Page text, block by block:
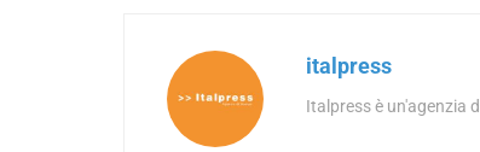
italpress
Italpress è un'agenzia